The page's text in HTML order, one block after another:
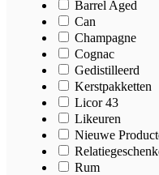
Barrel Aged
Can
Champagne
Cognac
Gedistilleerd
Kerstpakketten
Licor 43
Likeuren
Nieuwe
Rum